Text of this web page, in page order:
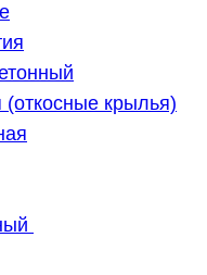
(откосные крылья)